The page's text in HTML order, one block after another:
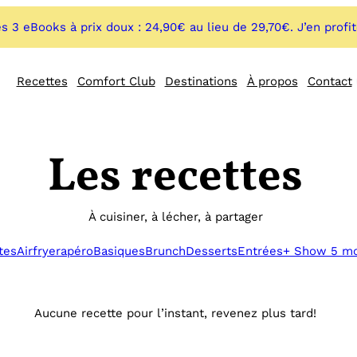
3 eBooks à prix doux : 24,90€ au lieu de 29,70€. J’en
Recettes Comfort Club Destinations À propos Contact
Les recettes
À cuisiner, à lécher, à partager
AirfryerapéroBasiquesBrunchDessertsEntrées+ Show 5
Aucune recette pour l’instant, revenez plus tard!